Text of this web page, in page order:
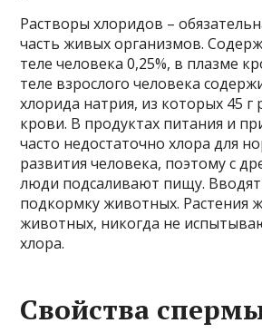
Растворы хлоридов –
часть живых организмов.
теле человека 0,25%, в плазме
теле взрослого человека
хлорида натрия, из которых 45 г
крови. В продуктах питания и
часто недостаточно хлора для
развития человека, поэтому с
люди подсаливают пищу. Вводят
подкормку животных. Растения
животных, никогда не
хлора.
Свойства